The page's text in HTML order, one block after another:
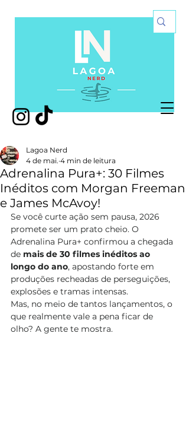
Adrenalina Pura+: 30 Filmes
Inéditos com Morgan Freeman
e James McAvoy!
Lagoa Nerd
4 de mai. 4 min de leitura
Se você curte ação sem pausa, 2026
promete ser um prato cheio. O
Adrenalina Pura+ confirmou a chegada
de mais de 30 filmes inéditos ao
longo do ano, apostando forte em
produções recheadas de perseguições,
explosões e tramas intensas.
Mas, no meio de tantos lançamentos, o
que realmente vale a pena ficar de
olho? A gente te mostra.